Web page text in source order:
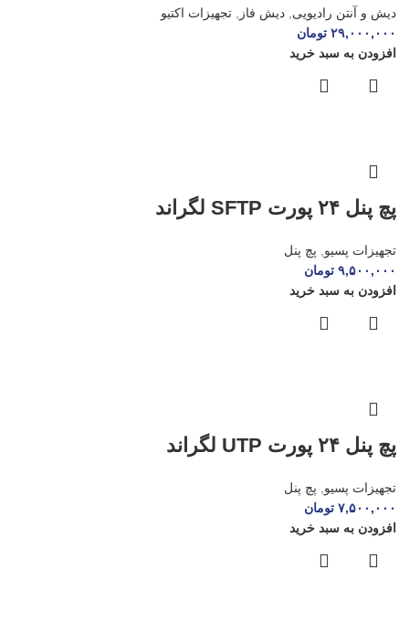
دیش و آنتن رادیویی, دیش فاز , تجهیزات اکتیو
۲۹,۰۰۰,۰۰۰ تومان
افزودن به سبد خرید
پچ پنل ۲۴ پورت SFTP لگراند
تجهیزات پسیو, پچ پنل
۹,۵۰۰,۰۰۰ تومان
افزودن به سبد خرید
پچ پنل ۲۴ پورت UTP لگراند
تجهیزات پسیو, پچ پنل
۷,۵۰۰,۰۰۰ تومان
افزودن به سبد خرید